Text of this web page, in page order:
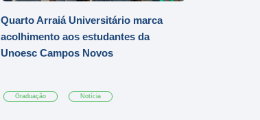
Quarto Arraiá Universitário marca
acolhimento aos estudantes da
Unoesc Campos Novos
Graduação Notícia